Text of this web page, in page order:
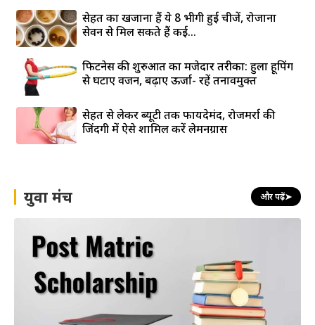
सेहत का खजाना हैं ये 8 भीगी हुई चीजें, रोजाना
सेवन से मिल सकते हैं कई...
फिटनेस की शुरुआत का मजेदार तरीका: हुला हूपिंग
से घटाएं वजन, बढ़ाएं ऊर्जा- रहें तनावमुक्त
सेहत से लेकर ब्यूटी तक फायदेमंद, रोजमर्रा की
जिंदगी में ऐसे शामिल करें लेमनग्रास
युवा मंच और पढ़ें➤